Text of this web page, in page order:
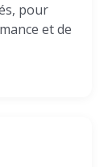
pour
et de